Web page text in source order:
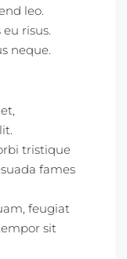
leo.
risus.
neque.
tristique
fames
feugiat
sit